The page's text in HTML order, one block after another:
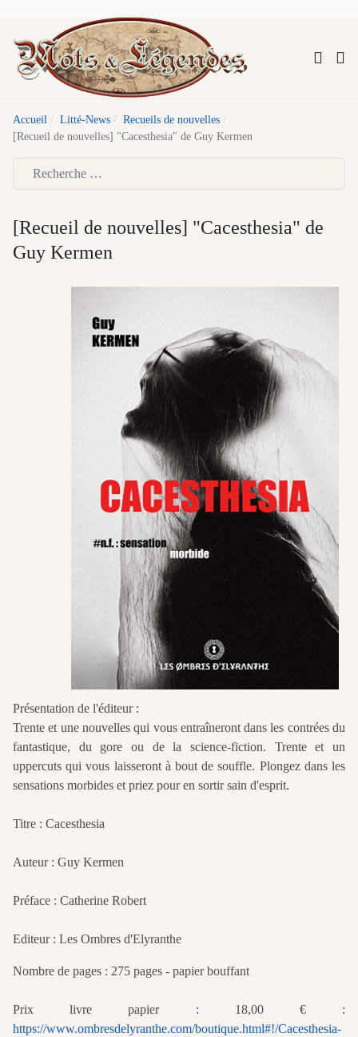
Accueil Litté-News
Recueils de nouvelles
[Recueil de nouvelles] "Cacesthesia" de Guy Kermen
[Recueil de nouvelles] "Cacesthesia" de
Guy Kermen
Présentation de l'éditeur :
Trente et une nouvelles qui vous entraîneront dans les contrées du
fantastique, du gore ou de la science-fiction. Trente et un
uppercuts qui vous laisseront à bout de souffle. Plongez dans les
sensations morbides et priez pour en sortir sain d'esprit.
Titre : Cacesthesia
Auteur : Guy Kermen
Préface : Catherine Robert
Editeur : Les Ombres d'Elyranthe
Nombre de pages : 275 pages - papier bouffant
Prix livre papier : 18,00 € :
https://www.ombresdelyranthe.com/boutique.html#!/Cacesthesia-